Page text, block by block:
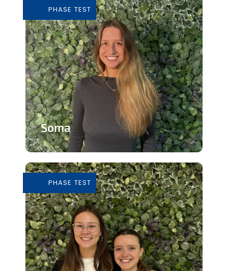
En savoir plus
PHASE TEST
Soma
immersive
En savoir plus
PHASE TEST